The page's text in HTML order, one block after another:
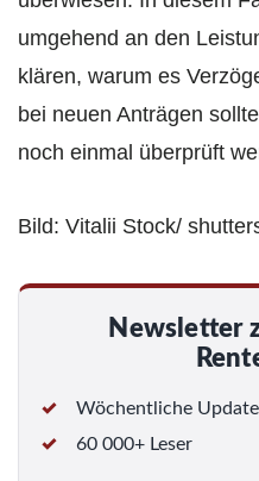
umgehend an den
klären, warum es
bei neuen Anträgen
noch einmal überprüft
Bild: Vitalii Stock/
Newsletter
Wöchentliche
60 000+ Leser